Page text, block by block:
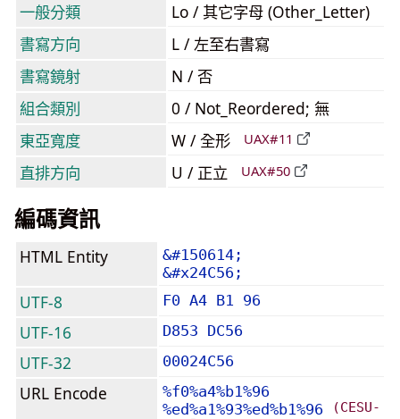
一般分類
Lo / 其它字母 (Other_Letter)
書寫方向
L / 左至右書寫
書寫鏡射
N / 否
組合類別
0 / Not_Reordered; 無
東亞寬度
W / 全形 UAX#11
直排方向 U / 正立 UAX#50
編碼資訊
HTML Entity
&#150614;
&#x24C56;
UTF-8 F0 A4 B1 96
UTF-16 D853 DC56
UTF-32 00024C56
URL Encode
%f0%a4%b1%96
%ed%a1%93%ed%b1%96
(CESU-